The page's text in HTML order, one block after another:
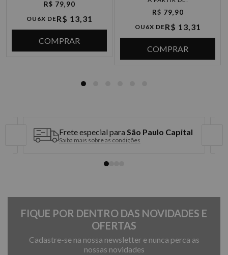
Opções de Parcelamento
crédito
4x de R$ 22,47 sem juros
R$ 79,90
OU 6X DER$ 13,31
COMPRAR
R$ 79,90
OU 6X DER$ 13,31
COMPRAR
Frete especial para São Paulo Capital
Saiba mais sobre as condições
FIQUE POR DENTRO DAS NOVIDADES E
OFERTAS
Cadastre-se na nossa newsletter e nunca perca as
nossas novidades